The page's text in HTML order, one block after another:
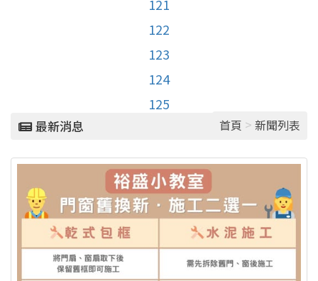
121
122
123
124
125
最新消息 首頁 > 新聞列表